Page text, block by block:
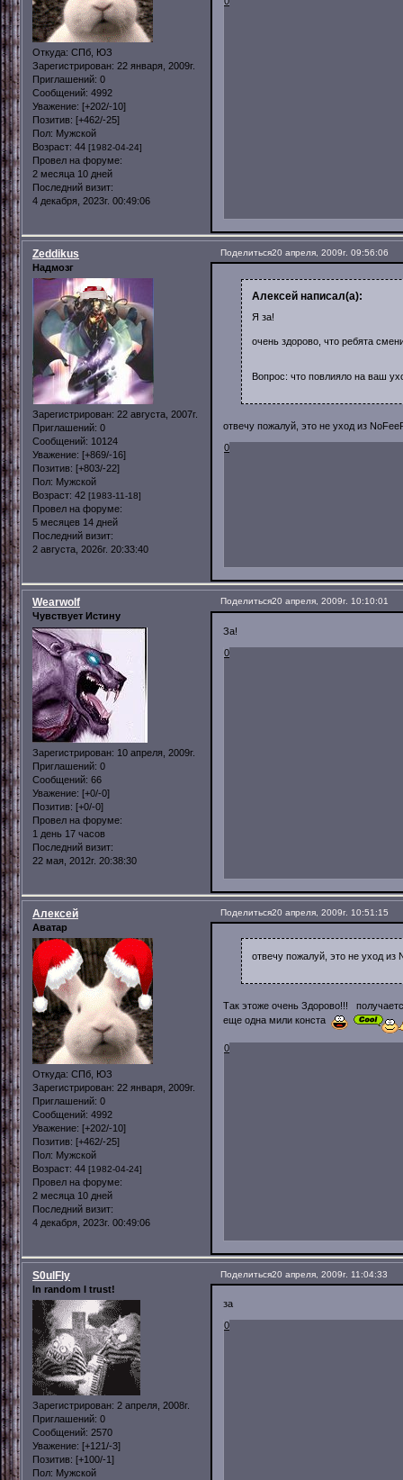
Откуда: СПб, ЮЗ
Зарегистрирован: 22 января, 2009г.
Приглашений: 0
Сообщений: 4992
Уважение: [+202/-10]
Позитив: [+462/-25]
Пол: Мужской
Возраст: 44 [1982-04-24]
Провел на форуме:
2 месяца 10 дней
Последний визит:
4 декабря, 2023г. 00:49:06
Поделиться20 апреля, 2009г. 09:56:06
Zeddikus
Надмозг
Зарегистрирован: 22 августа, 2007г.
Приглашений: 0
Сообщений: 10124
Уважение: [+869/-16]
Позитив: [+803/-22]
Пол: Мужской
Возраст: 42 [1983-11-18]
Провел на форуме:
5 месяцев 14 дней
Последний визит:
2 августа, 2026г. 20:33:40
Алексей написал(а):
Я за!
очень здорово, что ребята
Вопрос: что повлияло на ваш
отвечу пожалуй, это не уход из
0
Поделиться20 апреля, 2009г. 10:10:01
Wearwolf
Чувствует Истину
Зарегистрирован: 10 апреля, 2009г.
Приглашений: 0
Сообщений: 66
Уважение: [+0/-0]
Позитив: [+0/-0]
Провел на форуме:
1 день 17 часов
Последний визит:
22 мая, 2012г. 20:38:30
За!
0
Поделиться20 апреля, 2009г. 10:51:15
Алексей
Аватар
Откуда: СПб, ЮЗ
Зарегистрирован: 22 января, 2009г.
Приглашений: 0
Сообщений: 4992
Уважение: [+202/-10]
Позитив: [+462/-25]
Пол: Мужской
Возраст: 44 [1982-04-24]
Провел на форуме:
2 месяца 10 дней
Последний визит:
4 декабря, 2023г. 00:49:06
отвечу пожалуй, это не уход из
Так этоже очень Здорово!!!
еще одна мили конста
0
Поделиться20 апреля, 2009г. 11:04:33
S0ulFly
In random I trust!
Зарегистрирован: 2 апреля, 2008г.
Приглашений: 0
Сообщений: 2570
Уважение: [+121/-3]
Позитив: [+100/-1]
Пол: Мужской
за
0